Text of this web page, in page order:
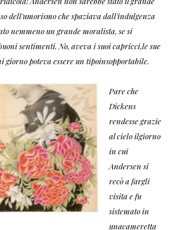
dell'umorismo che spaziava dall'indulgenza
nemmeno un grande moralista, se si
sentimenti. No, aveva i suoi capricci,le sue
giorno poteva essere un tipoinsopportabile.
Pare che
Dickens
rendesse grazie
al cielo ilgiorno
in cui
Andersen si
recò a fargli
visita e fu
sistemato in
unacameretta